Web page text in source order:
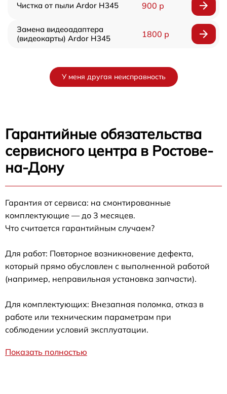
Чистка от пыли Ardor H345 900 р
Замена видеоадаптера
(видеокарты) Ardor H345
1800 р
У меня другая неисправность
Гарантийные обязательства
сервисного центра в Ростове-
на-Дону
Гарантия от сервиса: на смонтированные
комплектующие — до 3 месяцев.
Что считается гарантийным случаем?
Для работ: Повторное возникновение дефекта,
который прямо обусловлен с выполненной работой
(например, неправильная установка запчасти).
Для комплектующих: Внезапная поломка, отказ в
работе или техническим параметрам при
соблюдении условий эксплуатации.
Показать полностью